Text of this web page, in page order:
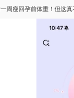
周瘦回孕前体重！但这